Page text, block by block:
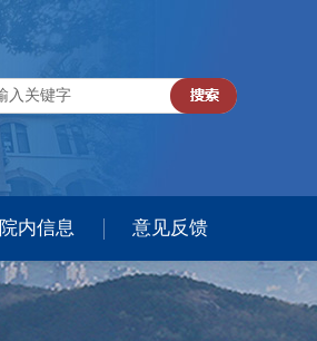
院内信息 意见反馈